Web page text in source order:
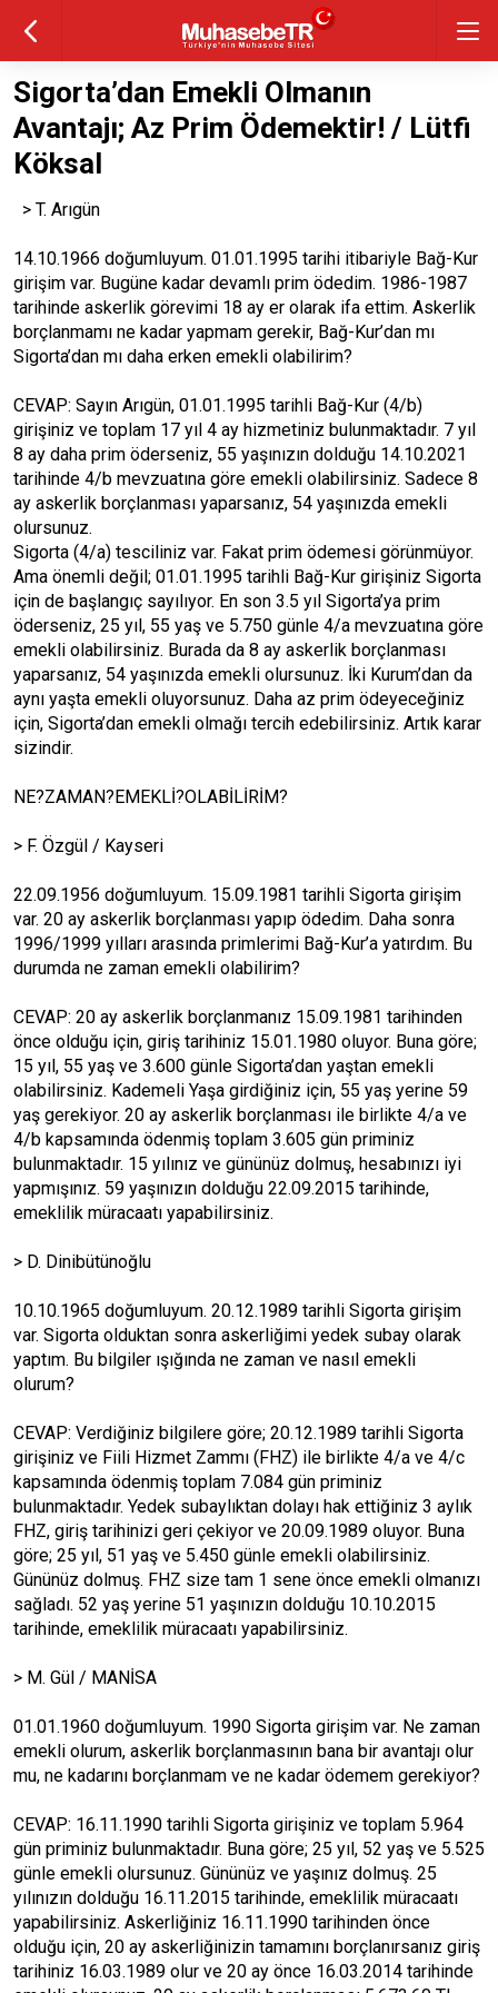
Sigorta’dan Emekli Olmanın
Avantajı; Az Prim Ödemektir! / Lütfi
Köksal
> T. Arıgün
14.10.1966 doğumluyum. 01.01.1995 tarihi itibariyle Bağ-Kur
girişim var. Bugüne kadar devamlı prim ödedim. 1986-1987
tarihinde askerlik görevimi 18 ay er olarak ifa ettim. Askerlik
borçlanmamı ne kadar yapmam gerekir, Bağ-Kur’dan mı
Sigorta’dan mı daha erken emekli olabilirim?
CEVAP: Sayın Arıgün, 01.01.1995 tarihli Bağ-Kur (4/b)
girişiniz ve toplam 17 yıl 4 ay hizmetiniz bulunmaktadır. 7 yıl
8 ay daha prim öderseniz, 55 yaşınızın dolduğu 14.10.2021
tarihinde 4/b mevzuatına göre emekli olabilirsiniz. Sadece 8
ay askerlik borçlanması yaparsanız, 54 yaşınızda emekli
olursunuz.
Sigorta (4/a) tesciliniz var. Fakat prim ödemesi görünmüyor.
Ama önemli değil; 01.01.1995 tarihli Bağ-Kur girişiniz Sigorta
için de başlangıç sayılıyor. En son 3.5 yıl Sigorta’ya prim
öderseniz, 25 yıl, 55 yaş ve 5.750 günle 4/a mevzuatına göre
emekli olabilirsiniz. Burada da 8 ay askerlik borçlanması
yaparsanız, 54 yaşınızda emekli olursunuz. İki Kurum’dan da
aynı yaşta emekli oluyorsunuz. Daha az prim ödeyeceğiniz
için, Sigorta’dan emekli olmağı tercih edebilirsiniz. Artık karar
sizindir.
NE?ZAMAN?EMEKLİ?OLABİLİRİM?
> F. Özgül / Kayseri
22.09.1956 doğumluyum. 15.09.1981 tarihli Sigorta girişim
var. 20 ay askerlik borçlanması yapıp ödedim. Daha sonra
1996/1999 yılları arasında primlerimi Bağ-Kur’a yatırdım. Bu
durumda ne zaman emekli olabilirim?
CEVAP: 20 ay askerlik borçlanmanız 15.09.1981 tarihinden
önce olduğu için, giriş tarihiniz 15.01.1980 oluyor. Buna göre;
15 yıl, 55 yaş ve 3.600 günle Sigorta’dan yaştan emekli
olabilirsiniz. Kademeli Yaşa girdiğiniz için, 55 yaş yerine 59
yaş gerekiyor. 20 ay askerlik borçlanması ile birlikte 4/a ve
4/b kapsamında ödenmiş toplam 3.605 gün priminiz
bulunmaktadır. 15 yılınız ve gününüz dolmuş, hesabınızı iyi
yapmışınız. 59 yaşınızın dolduğu 22.09.2015 tarihinde,
emeklilik müracaatı yapabilirsiniz.
> D. Dinibütünoğlu
10.10.1965 doğumluyum. 20.12.1989 tarihli Sigorta girişim
var. Sigorta olduktan sonra askerliğimi yedek subay olarak
yaptım. Bu bilgiler ışığında ne zaman ve nasıl emekli
olurum?
CEVAP: Verdiğiniz bilgilere göre; 20.12.1989 tarihli Sigorta
girişiniz ve Fiili Hizmet Zammı (FHZ) ile birlikte 4/a ve 4/c
kapsamında ödenmiş toplam 7.084 gün priminiz
bulunmaktadır. Yedek subaylıktan dolayı hak ettiğiniz 3 aylık
FHZ, giriş tarihinizi geri çekiyor ve 20.09.1989 oluyor. Buna
göre; 25 yıl, 51 yaş ve 5.450 günle emekli olabilirsiniz.
Gününüz dolmuş. FHZ size tam 1 sene önce emekli olmanızı
sağladı. 52 yaş yerine 51 yaşınızın dolduğu 10.10.2015
tarihinde, emeklilik müracaatı yapabilirsiniz.
> M. Gül / MANİSA
01.01.1960 doğumluyum. 1990 Sigorta girişim var. Ne zaman
emekli olurum, askerlik borçlanmasının bana bir avantajı olur
mu, ne kadarını borçlanmam ve ne kadar ödemem gerekiyor?
CEVAP: 16.11.1990 tarihli Sigorta girişiniz ve toplam 5.964
gün priminiz bulunmaktadır. Buna göre; 25 yıl, 52 yaş ve 5.525
günle emekli olursunuz. Gününüz ve yaşınız dolmuş. 25
yılınızın dolduğu 16.11.2015 tarihinde, emeklilik müracaatı
yapabilirsiniz. Askerliğiniz 16.11.1990 tarihinden önce
olduğu için, 20 ay askerliğinizin tamamını borçlanırsanız giriş
tarihiniz 16.03.1989 olur ve 20 ay önce 16.03.2014 tarihinde